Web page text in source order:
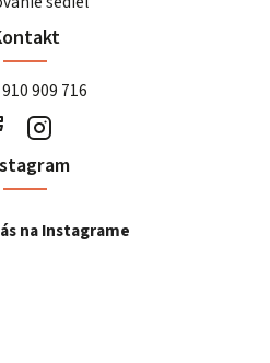
909 716
na Instagrame